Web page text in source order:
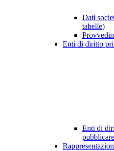
Dati
tabelle)
Enti di diritto
Enti di